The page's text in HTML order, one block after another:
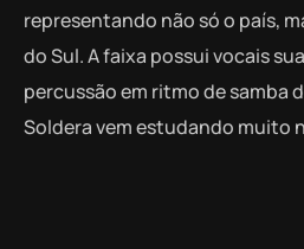
representando não só o país,
do Sul. A faixa possui vocais
percussão em ritmo de samba
Soldera vem estudando muito